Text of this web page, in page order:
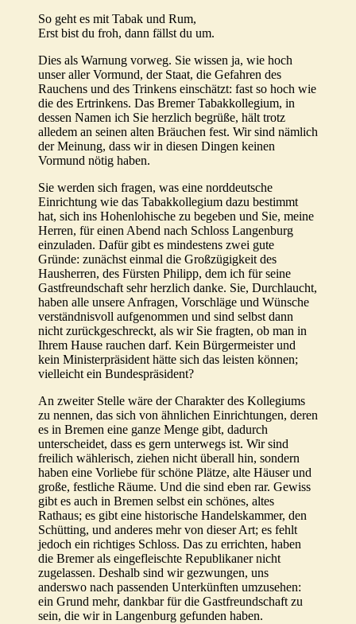
So geht es mit Tabak und Rum,
Erst bist du froh, dann fällst du um.
Dies als Warnung vorweg. Sie wissen ja, wie hoch
unser aller Vormund, der Staat, die Gefahren des
Rauchens und des Trinkens einschätzt: fast so hoch wie
die des Ertrinkens. Das Bremer Tabakkollegium, in
dessen Namen ich Sie herzlich begrüße, hält trotz
alledem an seinen alten Bräuchen fest. Wir sind nämlich
der Meinung, dass wir in diesen Dingen keinen
Vormund nötig haben.
Sie werden sich fragen, was eine norddeutsche
Einrichtung wie das Tabakkollegium dazu bestimmt
hat, sich ins Hohenlohische zu begeben und Sie, meine
Herren, für einen Abend nach Schloss Langenburg
einzuladen. Dafür gibt es mindestens zwei gute
Gründe: zunächst einmal die Großzügigkeit des
Hausherren, des Fürsten Philipp, dem ich für seine
Gastfreundschaft sehr herzlich danke. Sie, Durchlaucht,
haben alle unsere Anfragen, Vorschläge und Wünsche
verständnisvoll aufgenommen und sind selbst dann
nicht zurückgeschreckt, als wir Sie fragten, ob man in
Ihrem Hause rauchen darf. Kein Bürgermeister und
kein Ministerpräsident hätte sich das leisten können;
vielleicht ein Bundespräsident?
An zweiter Stelle wäre der Charakter des Kollegiums
zu nennen, das sich von ähnlichen Einrichtungen, deren
es in Bremen eine ganze Menge gibt, dadurch
unterscheidet, dass es gern unterwegs ist. Wir sind
freilich wählerisch, ziehen nicht überall hin, sondern
haben eine Vorliebe für schöne Plätze, alte Häuser und
große, festliche Räume. Und die sind eben rar. Gewiss
gibt es auch in Bremen selbst ein schönes, altes
Rathaus; es gibt eine historische Handelskammer, den
Schütting, und anderes mehr von dieser Art; es fehlt
jedoch ein richtiges Schloss. Das zu errichten, haben
die Bremer als eingefleischte Republikaner nicht
zugelassen. Deshalb sind wir gezwungen, uns
anderswo nach passenden Unterkünften umzusehen:
ein Grund mehr, dankbar für die Gastfreundschaft zu
sein, die wir in Langenburg gefunden haben.